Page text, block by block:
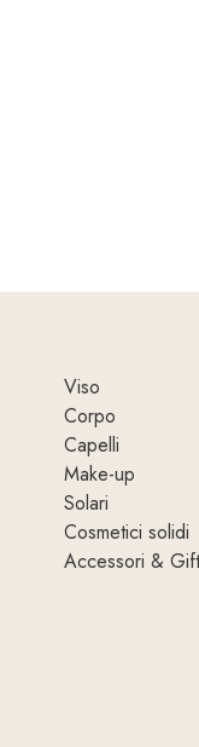
Viso
Corpo
Capelli
Make-up
Solari
Cosmetici solidi
Accessori &